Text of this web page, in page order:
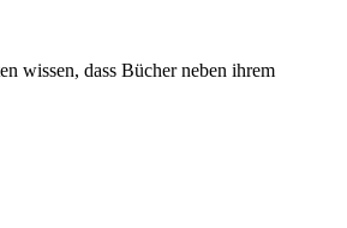
wissen, dass Bücher neben ihrem